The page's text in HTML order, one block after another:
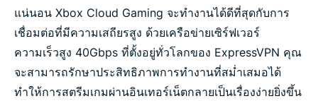
แน่นอน Xbox Cloud Gaming จะทำงานได้ดีที่สุดกับการ
เชื่อมต่อที่มีความเสถียรสูง ด้วยเครือข่ายเซิร์ฟเวอร์
ความเร็วสูง 40Gbps ที่ตั้งอยู่ทั่วโลกของ ExpressVPN คุณ
จะสามารถรักษาประสิทธิภาพการทำงานที่สม่ำเสมอได้
ทำให้การสตรีมเกมผ่านอินเทอร์เน็ตกลายเป็นเรื่องง่ายยิ่งขึ้น